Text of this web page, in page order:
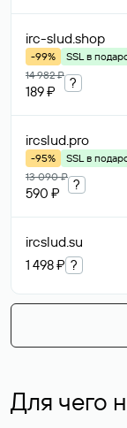
irc-slud.shop
-99%
SSL в
14 982 ₽
189 ₽
?
ircslud.pro
-95%
SSL в
13 090 ₽
590 ₽
?
ircslud.su
1 498 ₽ ?
Для чего